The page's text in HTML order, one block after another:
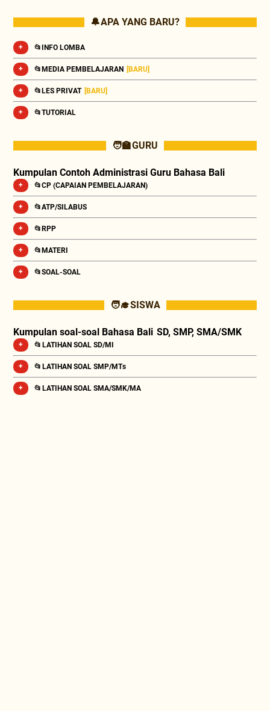
🔔 APA YANG BARU?
📂INFO LOMBA
📂MEDIA PEMBELAJARAN [BARU]
📂LES PRIVAT [BARU]
📂TUTORIAL
🧑‍🏫 GURU
Kumpulan Contoh Administrasi Guru Bahasa Bali
📂CP (CAPAIAN PEMBELAJARAN)
📂ATP/SILABUS
📂RPP
📂MATERI
📂SOAL-SOAL
🧑‍🎓 SISWA
Kumpulan soal-soal Bahasa Bali SD, SMP, SMA/SMK
📂 LATIHAN SOAL SD/MI
📂 LATIHAN SOAL SMP/MTs
📂 LATIHAN SOAL SMA/SMK/MA